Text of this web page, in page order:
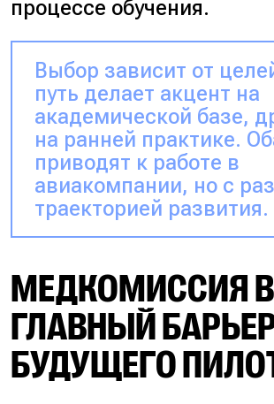
процессе обучения.
Выбор зависит от
путь делает акцент на
академической базе,
на ранней практике.
приводят к работе в
авиакомпании, но с
траекторией развития.
МЕДКОМИССИЯ
ГЛАВНЫЙ
БУДУЩЕГО